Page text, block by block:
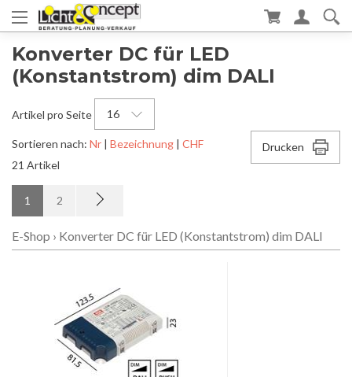
Konverter DC für LED
(Konstantstrom) dim DALI
Artikel pro Seite 16
Drucken
Sortieren nach: Nr | Bezeichnung | CHF
21 Artikel
1 2
E-Shop › Konverter DC für LED (Konstantstrom) dim DALI